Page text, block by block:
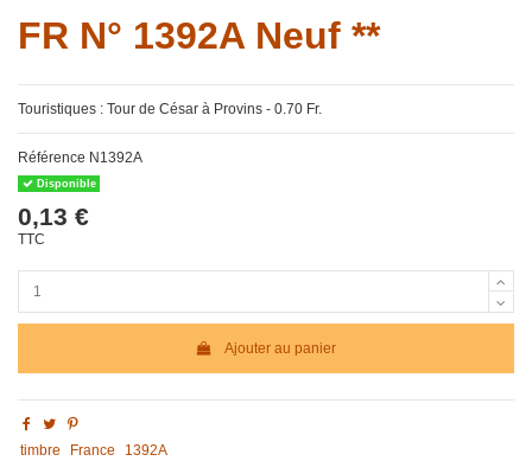
FR N° 1392A Neuf **
Touristiques : Tour de César à Provins - 0.70 Fr.
Référence N1392A
Disponible
0,13 €
TTC
Ajouter au panier
timbre France 1392A